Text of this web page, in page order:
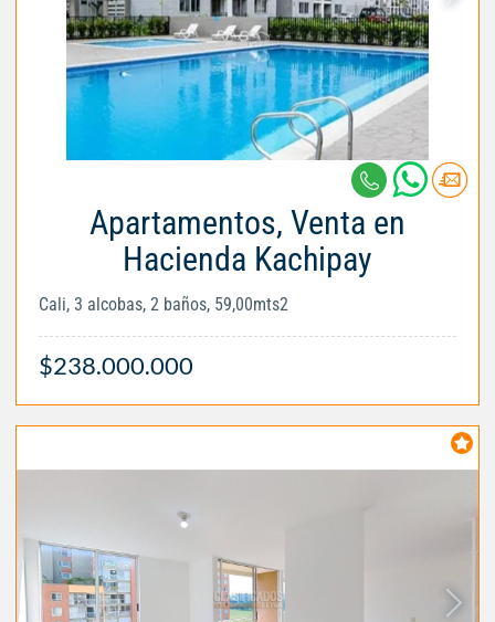
Apartamentos, Venta en
Hacienda Kachipay
Cali, 3 alcobas, 2 baños, 59,00mts2
$238.000.000